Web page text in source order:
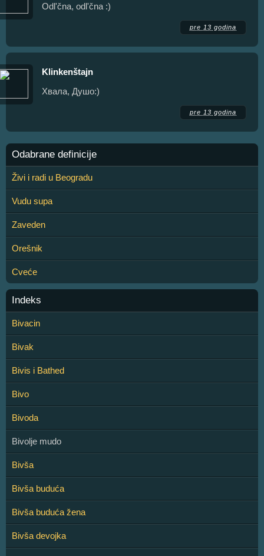
Odl'čna, odl'čna :)
pre 13 godina
Klinkenštajn
Хвала, Душо:)
pre 13 godina
Odabrane definicije
Živi i radi u Beogradu
Vudu supa
Zaveden
Orešnik
Cveće
Indeks
Bivacin
Bivak
Bivis i Bathed
Bivo
Bivoda
Bivolje mudo
Bivša
Bivša buduća
Bivša buduća žena
Bivša devojka